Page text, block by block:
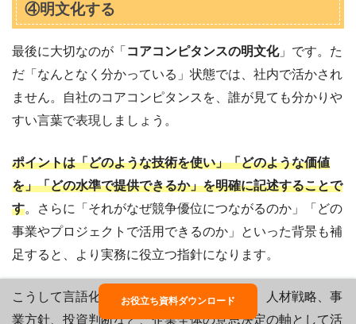
④明文化する
最後に大切なのが「 コアコンピタンスの明文化」です。た
だ「なんとなく分かっている」状態では、社内で活かされ
ません。自社のコアコンピタンスを、誰が見ても分かりや
すい言葉で表現しましょう。
ポイントは「どのような技術を使い」「どのような価値
を」「どの水準で提供できるか」を明確に記述することで
す。さらに「それがなぜ競争優位につながるのか」「どの
事業やプロジェクトで活用できるのか」といった背景も補
足すると、より実務に役立つ指針になります。
こうして言語化されたコアコンピタンスは、人材戦略、事
業方針、投資判断など、企業全体の意思決定の軸として活
お役立ち資料ダウンロード